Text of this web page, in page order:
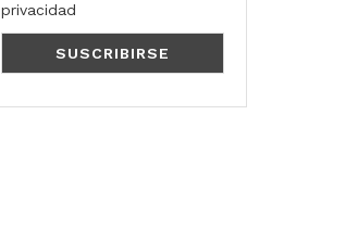
privacidad